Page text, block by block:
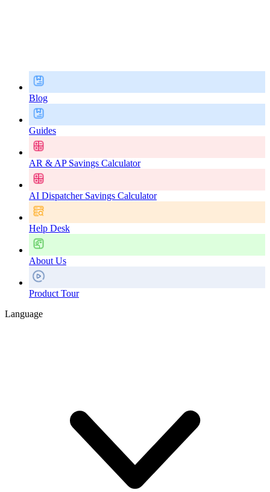
Blog
Guides
AR & AP Savings Calculator
AI Dispatcher Savings Calculator
Help Desk
About Us
Product Tour
Language